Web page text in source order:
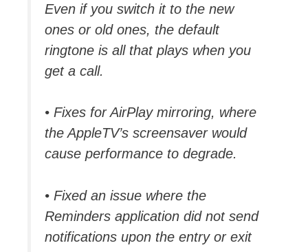
Even if you switch it to the new
ones or old ones, the default
ringtone is all that plays when you
get a call.
• Fixes for AirPlay mirroring, where
the AppleTV’s screensaver would
cause performance to degrade.
• Fixed an issue where the
Reminders application did not send
notifications upon the entry or exit